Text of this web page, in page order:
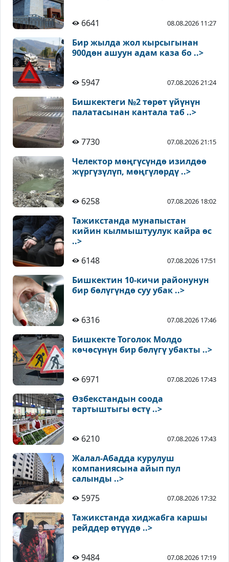
6641 08.08.2026 11:27
Бир жылда жол кырсыгынан
900дөн ашуун адам каза бо ..>
5947 07.08.2026 21:24
Бишкектеги №2 төрөт үйүнүн
палатасынан кантала таб ..>
7730 07.08.2026 21:15
Челектор мөңгүсүндө изилдөө
жүргүзүлүп, мөңгүлөрдү ..>
6258 07.08.2026 18:02
Тажикстанда мунапыстан
кийин кылмыштуулук кайра өс
..>
6148
07.08.2026 17:51
Бишкектин 10-кичи районунун
бир бөлүгүндө суу убак ..>
6316 07.08.2026 17:46
Бишкекте Тоголок Молдо
көчөсүнүн бир бөлүгү убакты ..>
6971 07.08.2026 17:43
Өзбекстандын соода
тартыштыгы өстү ..>
6210 07.08.2026 17:43
Жалал-Абадда курулуш
компаниясына айып пул
салынды ..>
5975
07.08.2026 17:32
Тажикстанда хиджабга каршы
рейддер өтүүдө ..>
9484 07.08.2026 17:19